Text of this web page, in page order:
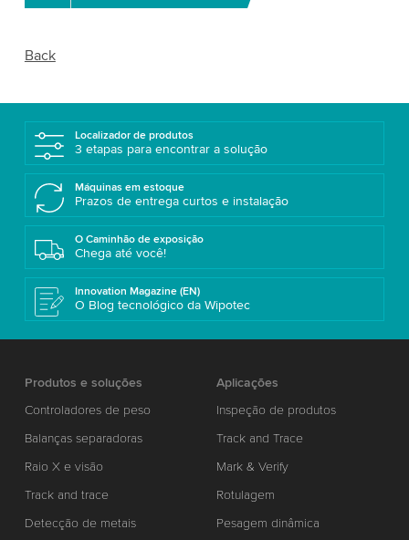
Back
Localizador de produtos
3 etapas para encontrar a solução
Máquinas em estoque
Prazos de entrega curtos e instalação
O Caminhão de exposição
Chega até você!
Innovation Magazine (EN)
O Blog tecnológico da Wipotec
Produtos e soluções
Controladores de peso
Balanças separadoras
Raio X e visão
Track and trace
Detecção de metais
Aplicações
Inspeção de produtos
Track and Trace
Mark & Verify
Rotulagem
Pesagem dinâmica